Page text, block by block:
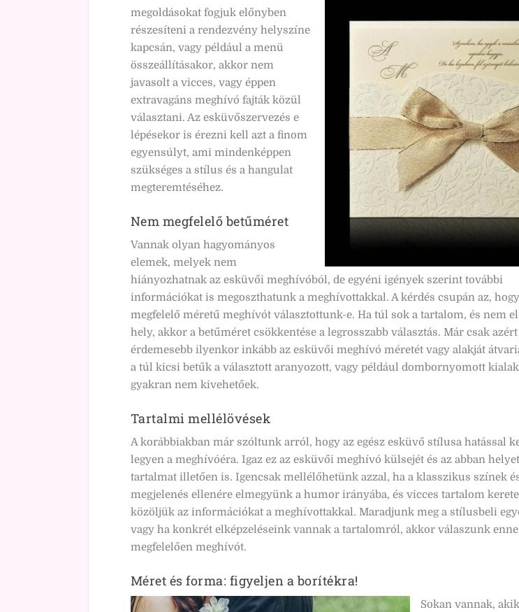
megoldásokat fogjuk előnyben
részesíteni a rendezvény helyszíne
kapcsán, vagy például a menü
összeállításakor, akkor nem
javasolt a vicces, vagy éppen
extravagáns meghívó fajták közül
választani. Az esküvőszervezés e
lépésekor is érezni kell azt a finom
egyensúlyt, ami mindenképpen
szükséges a stílus és a hangulat
megteremtéséhez.
Nem megfelelő betűméret
Vannak olyan hagyományos
elemek, melyek nem
hiányozhatnak az esküvői meghívóból, de egyéni igények szerint további
információkat is megoszthatunk a meghívottakkal. A kérdés csupán az, hogy
megfelelő méretű meghívót választottunk-e. Ha túl sok a tartalom, és nem
hely, akkor a betűméret csökkentése a legrosszabb választás. Már csak
érdemesebb ilyenkor inkább az esküvői meghívó méretét vagy alakját
a túl kicsi betűk a választott aranyozott, vagy például dombornyomott
gyakran nem kivehetőek.
Tartalmi mellélövések
A korábbiakban már szóltunk arról, hogy az egész esküvő stílusa hatással
legyen a meghívóéra. Igaz ez az esküvői meghívó külsejét és az abban
tartalmat illetően is. Igencsak mellélőhetünk azzal, ha a klasszikus színek
megjelenés ellenére elmegyünk a humor irányába, és vicces tartalom
közöljük az információkat a meghívottakkal. Maradjunk meg a stílusbeli
vagy ha konkrét elképzeléseink vannak a tartalomról, akkor válaszunk
megfelelően meghívót.
Méret és forma: figyeljen a borítékra!
Sokan vannak, akik